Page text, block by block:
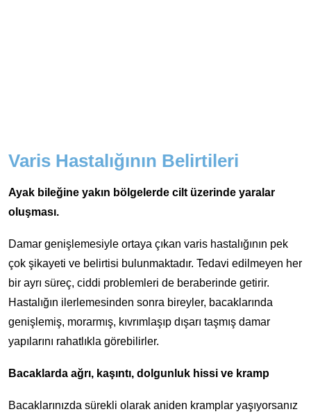
Varis Hastalığının Belirtileri
Ayak bileğine yakın bölgelerde cilt üzerinde yaralar
oluşması.
Damar genişlemesiyle ortaya çıkan varis hastalığının pek
çok şikayeti ve belirtisi bulunmaktadır. Tedavi edilmeyen her
bir ayrı süreç, ciddi problemleri de beraberinde getirir.
Hastalığın ilerlemesinden sonra bireyler, bacaklarında
genişlemiş, morarmış, kıvrımlaşıp dışarı taşmış damar
yapılarını rahatlıkla görebilirler.
Bacaklarda ağrı, kaşıntı, dolgunluk hissi ve kramp
Bacaklarınızda sürekli olarak aniden kramplar yaşıyorsanız